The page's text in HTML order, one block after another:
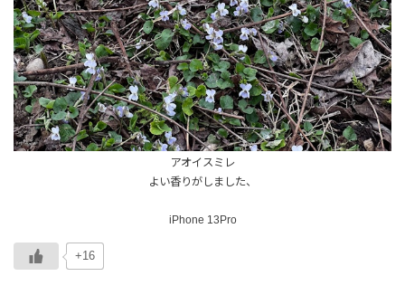
アオイスミレ
よい香りがしました、
iPhone 13Pro
+16